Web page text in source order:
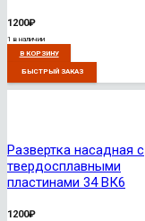
1200₽
1 в наличии
В КОРЗИНУ
БЫСТРЫЙ ЗАКАЗ
Развертка насадная с
твердосплавными
пластинами 34 ВК6
1200₽